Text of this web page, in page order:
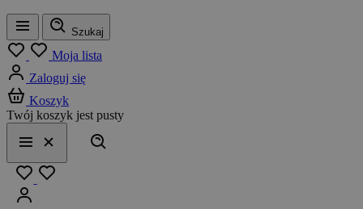
Menu
Szukaj
Moja lista
Zaloguj się
Koszyk
Twój koszyk jest pusty
Menu
Zamknij